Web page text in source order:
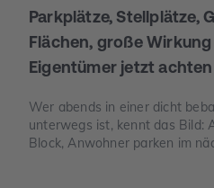
Parkplätze, Stellplätze,
Flächen, große
Eigentümer jetzt
Wer abends in einer dicht
unterwegs ist, kennt das Bild:
Block, Anwohner parken im